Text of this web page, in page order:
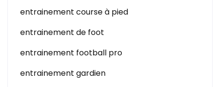
entrainement course à pied
entrainement de foot
entrainement football pro
entrainement gardien